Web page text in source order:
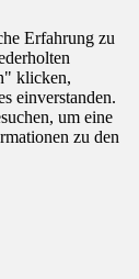
Erfahrung zu
klicken,
einverstanden.
um eine
zu den